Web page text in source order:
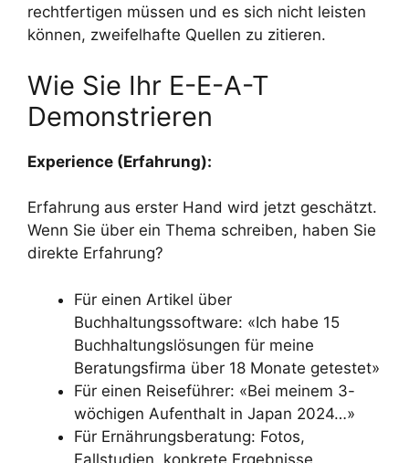
rechtfertigen müssen und es sich nicht leisten
können, zweifelhafte Quellen zu zitieren.
Wie Sie Ihr E-E-A-T
Demonstrieren
Experience (Erfahrung):
Erfahrung aus erster Hand wird jetzt geschätzt.
Wenn Sie über ein Thema schreiben, haben Sie
direkte Erfahrung?
Für einen Artikel über
Buchhaltungssoftware: «Ich habe 15
Buchhaltungslösungen für meine
Beratungsfirma über 18 Monate getestet»
Für einen Reiseführer: «Bei meinem 3-
wöchigen Aufenthalt in Japan 2024…»
Für Ernährungsberatung: Fotos,
Fallstudien, konkrete Ergebnisse